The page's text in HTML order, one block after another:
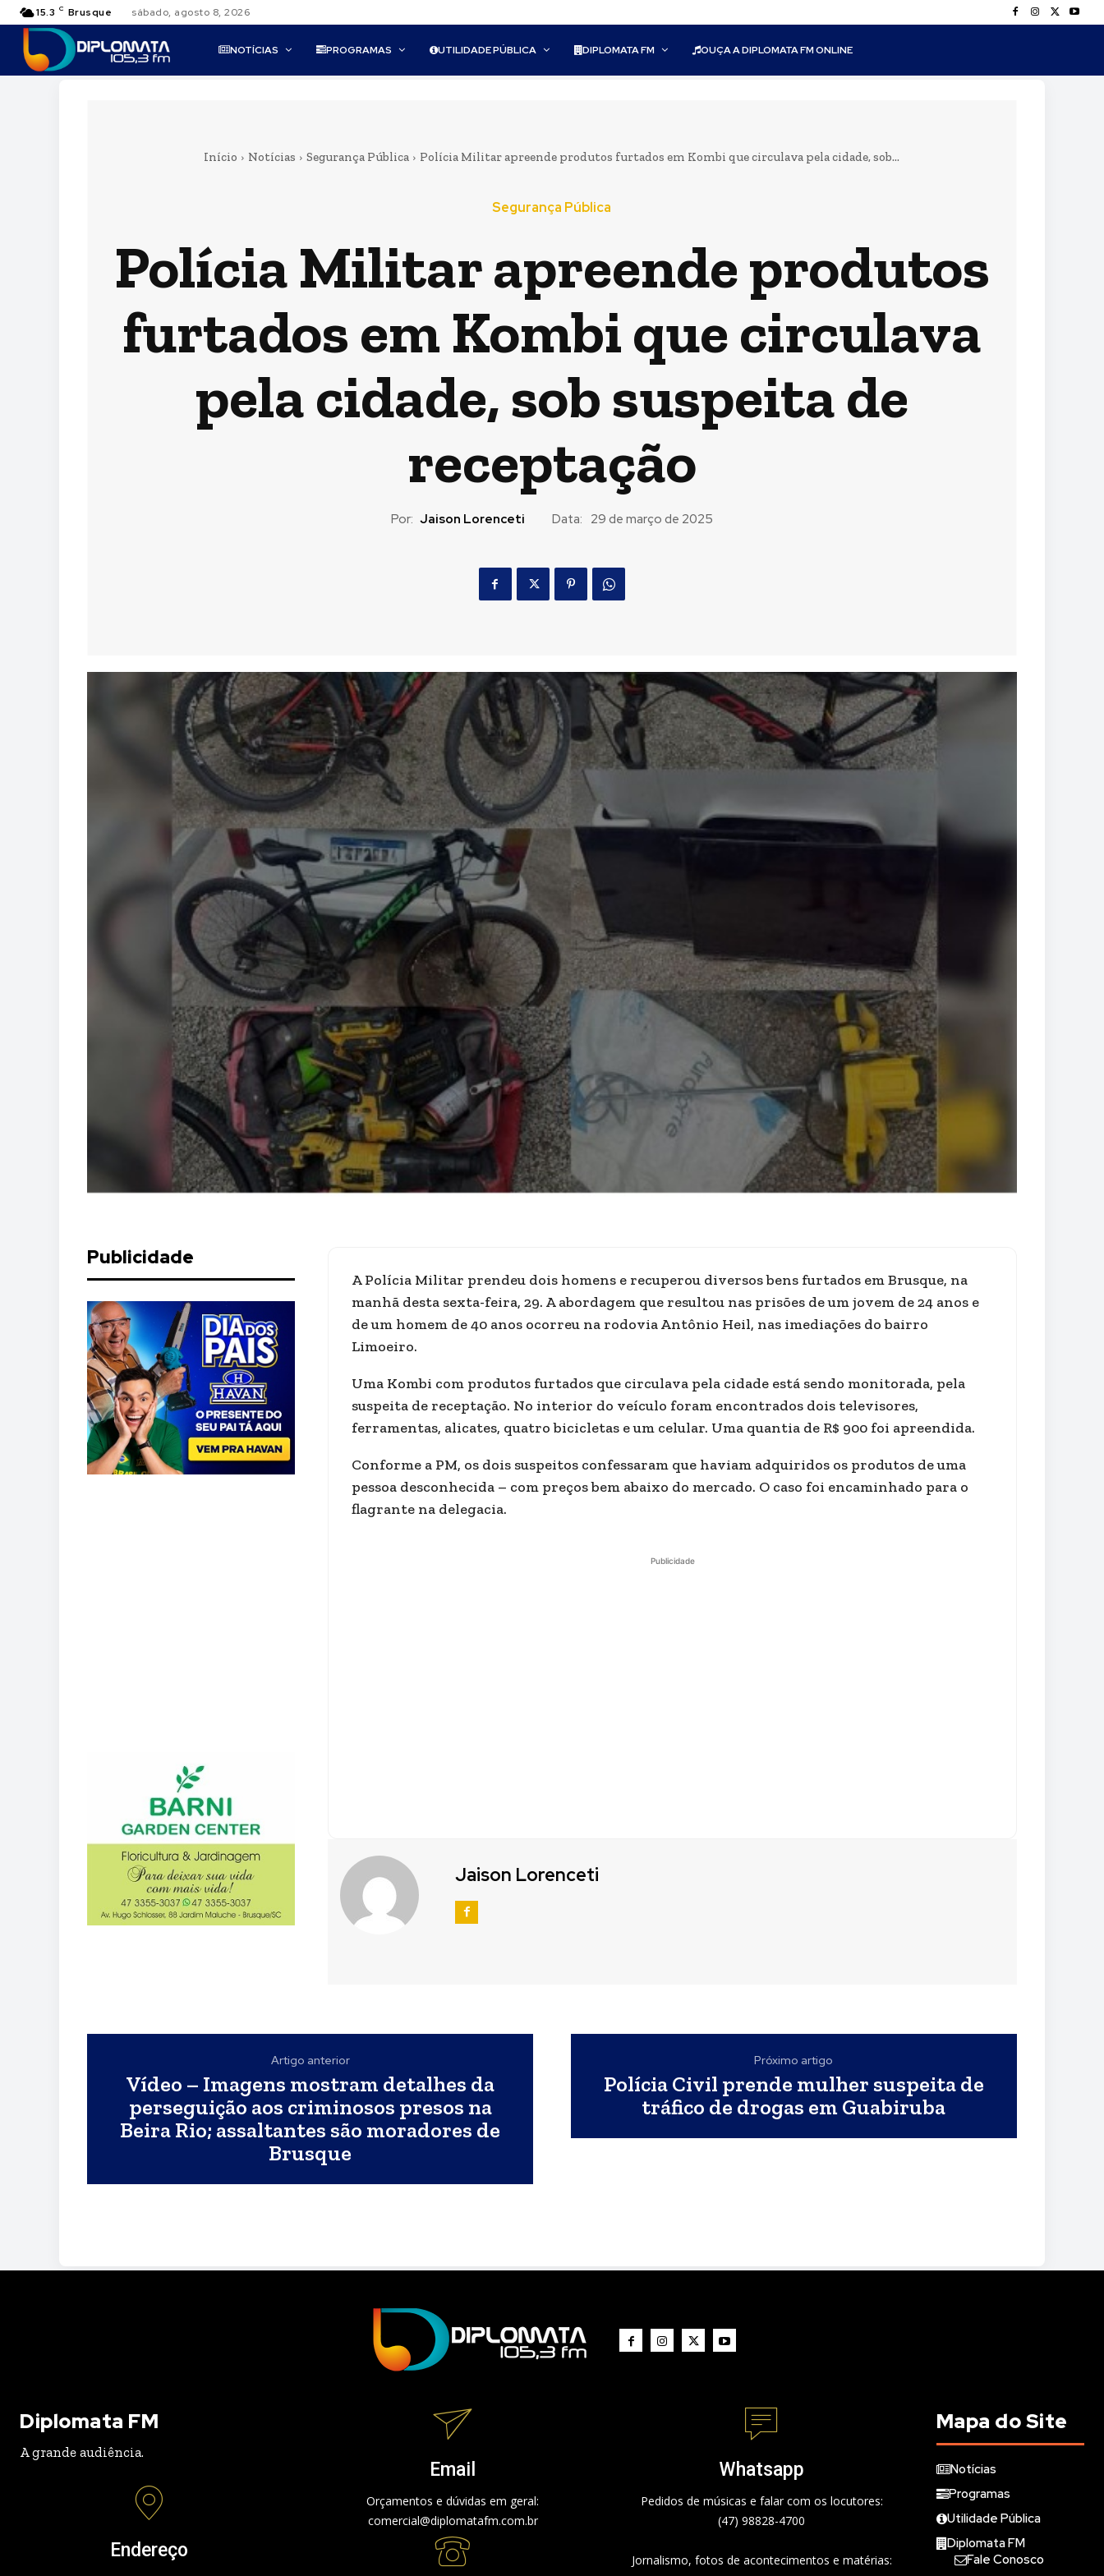
15.3 C Brusque sábado, agosto 8, 2026
NOTÍCIAS PROGRAMAS UTILIDADE PÚBLICA DIPLOMATA FM OUÇA A DIPLOMATA FM ONLINE
Início Notícias Segurança Pública Polícia Militar apreende produtos furtados em Kombi que circulava pela cidade, sob...
Segurança Pública
Polícia Militar apreende produtos
furtados em Kombi que circulava
pela cidade, sob suspeita de
receptação
Por: Jaison Lorenceti Data: 29 de março de 2025
Publicidade
A Polícia Militar prendeu dois homens e recuperou diversos bens furtados em Brusque, na
manhã desta sexta-feira, 29. A abordagem que resultou nas prisões de um jovem de 24 anos e
de um homem de 40 anos ocorreu na rodovia Antônio Heil, nas imediações do bairro
Limoeiro.
Uma Kombi com produtos furtados que circulava pela cidade está sendo monitorada, pela
suspeita de receptação. No interior do veículo foram encontrados dois televisores,
ferramentas, alicates, quatro bicicletas e um celular. Uma quantia de R$ 900 foi apreendida.
Conforme a PM, os dois suspeitos confessaram que haviam adquiridos os produtos de uma
pessoa desconhecida – com preços bem abaixo do mercado. O caso foi encaminhado para o
flagrante na delegacia.
Publicidade
Jaison Lorenceti
Artigo anterior
Vídeo – Imagens mostram detalhes da
perseguição aos criminosos presos na
Beira Rio; assaltantes são moradores de
Brusque
Próximo artigo
Polícia Civil prende mulher suspeita de
tráfico de drogas em Guabiruba
Diplomata FM
A grande audiência.
Endereço
Email
Orçamentos e dúvidas em geral:
comercial@diplomatafm.com.br
Whatsapp
Pedidos de músicas e falar com os locutores:
(47) 98828-4700
Jornalismo, fotos de acontecimentos e matérias:
Mapa do Site
Notícias
Programas
Utilidade Pública
Diplomata FM
Fale Conosco